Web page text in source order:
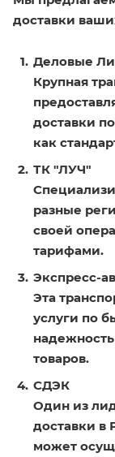
доставки
Деловые
Крупная
доставки
как
ТК "ЛУЧ"
разные
своей
тарифами.
Экспресс-
Эта
услуги по
товаров.
СДЭК
Один из
доставки в
может